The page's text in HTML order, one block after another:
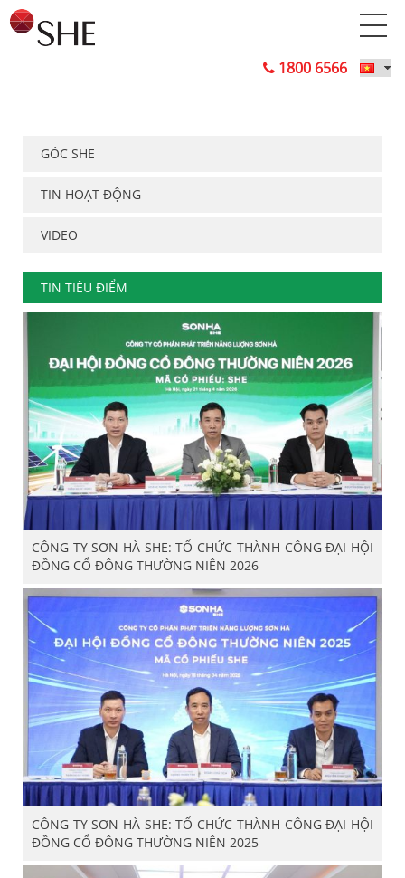
1800 6566
GÓC SHE
TIN HOẠT ĐỘNG
VIDEO
TIN TIÊU ĐIỂM
CÔNG TY SƠN HÀ SHE: TỔ CHỨC THÀNH CÔNG ĐẠI HỘI
ĐỒNG CỔ ĐÔNG THƯỜNG NIÊN 2026
CÔNG TY SƠN HÀ SHE: TỔ CHỨC THÀNH CÔNG ĐẠI HỘI
ĐỒNG CỔ ĐÔNG THƯỜNG NIÊN 2025